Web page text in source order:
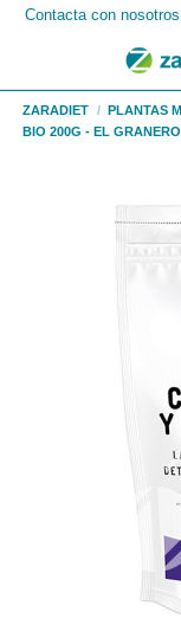
Contacta con nosotros
ZARADIET PLANTAS
BIO 200G - EL GRANERO